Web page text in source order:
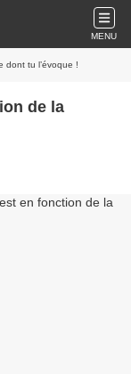
MENU
» L’amour au prophète est en fonction de la fréquence dont tu l’évoque‏ !
de la